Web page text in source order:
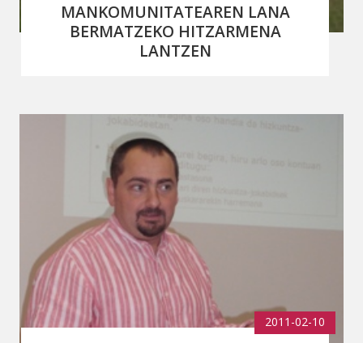
MANKOMUNITATEAREN LANA
BERMATZEKO HITZARMENA
LANTZEN
2011-02-10